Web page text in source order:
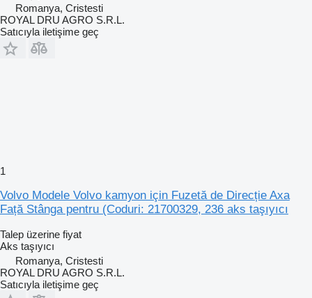
Romanya, Cristesti
ROYAL DRU AGRO S.R.L.
Satıcıyla iletişime geç
1
Volvo Modele Volvo kamyon için Fuzetă de Direcție Axa
Față Stânga pentru (Coduri: 21700329, 236 aks taşıyıcı
Talep üzerine fiyat
Aks taşıyıcı
Romanya, Cristesti
ROYAL DRU AGRO S.R.L.
Satıcıyla iletişime geç